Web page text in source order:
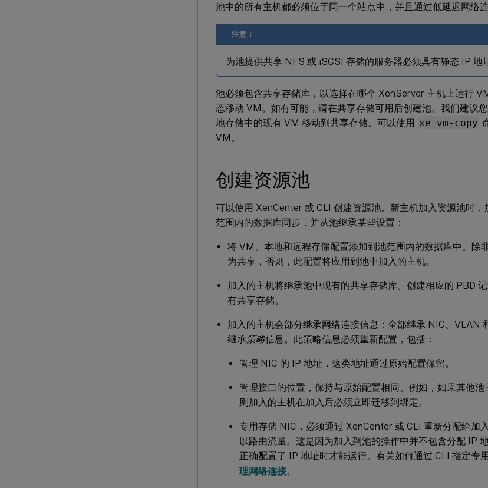
池中的所有主机都必须位于同一个站点中，并且通过低延迟网络连
注意：
为池提供共享 NFS 或 iSCSI 存储的服务器必须具有静态 IP 地
池必须包含共享存储库，以选择在哪个 XenServer 主机上运行
态移动 VM。如有可能，请在共享存储可用后创建池。我们建议
地存储中的现有 VM 移动到共享存储。可以使用 xe vm-copy
VM。
创建资源池
可以使用 XenCenter 或 CLI 创建资源池。新主机加入资源池时
范围内的数据库同步，并从池继承某些设置：
将 VM、本地和远程存储配置添加到池范围内的数据库中。除
为共享，否则，此配置将应用到池中加入的主机。
加入的主机将继承池中现有的共享存储库。创建相应的 PBD
有共享存储。
加入的主机会部分继承网络连接信息：全部继承 NIC、VLAN
继承 策略信息。此策略信息必须重新配置，包括：
管理 NIC 的 IP 地址，这类地址通过原始配置保留。
管理接口的位置，保持与原始配置相同。例如，如果其他池
则加入的主机在加入后必须立即迁移到绑定。
专用存储 NIC，必须通过 XenCenter 或 CLI 重新分配给加
以路由流量。这是因为加入到池的操作中并不包含分配 IP
正确配置了 IP 地址时才能运行。有关如何通过 CLI 指定专
理网络连接。